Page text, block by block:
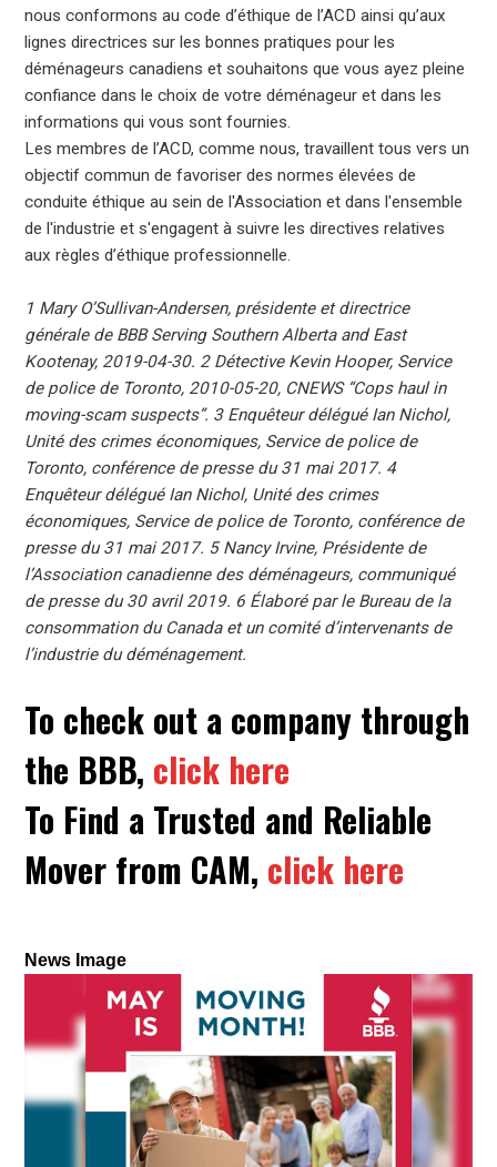
nous conformons au code d’éthique de l’ACD ainsi qu’aux
lignes directrices sur les bonnes pratiques pour les
déménageurs canadiens et souhaitons que vous ayez pleine
confiance dans le choix de votre déménageur et dans les
informations qui vous sont fournies.
Les membres de l’ACD, comme nous, travaillent tous vers un
objectif commun de favoriser des normes élevées de
conduite éthique au sein de l'Association et dans l'ensemble
de l'industrie et s'engagent à suivre les directives relatives
aux règles d’éthique professionnelle.
1 Mary O’Sullivan-Andersen, présidente et directrice
générale de BBB Serving Southern Alberta and East
Kootenay, 2019-04-30. 2 Détective Kevin Hooper, Service
de police de Toronto, 2010-05-20, CNEWS “Cops haul in
moving-scam suspects”. 3 Enquêteur délégué Ian Nichol,
Unité des crimes économiques, Service de police de
Toronto, conférence de presse du 31 mai 2017. 4
Enquêteur délégué Ian Nichol, Unité des crimes
économiques, Service de police de Toronto, conférence de
presse du 31 mai 2017. 5 Nancy Irvine, Présidente de
l’Association canadienne des déménageurs, communiqué
de presse du 30 avril 2019. 6 Élaboré par le Bureau de la
consommation du Canada et un comité d’intervenants de
l’industrie du déménagement.
To check out a company through
the BBB, click here
To Find a Trusted and Reliable
Mover from CAM, click here
News Image